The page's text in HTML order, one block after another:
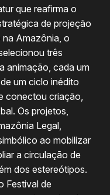
que reafirma o
de projeção
Amazônia, o
três
animação, cada um
um ciclo inédito
conectou criação,
Os projetos,
Legal,
ao mobilizar
a circulação de
dos estereótipos.
Festival de